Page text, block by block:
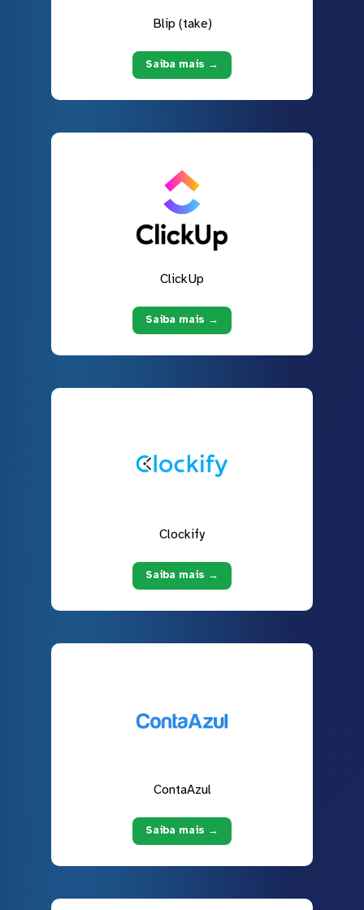
Blip (take)
Saiba mais →
ClickUp
Saiba mais →
Clockify
Saiba mais →
ContaAzul
Saiba mais →